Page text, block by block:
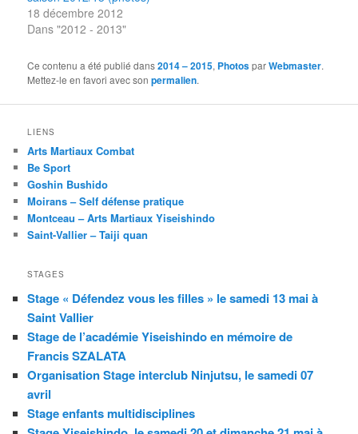
18 décembre 2012
Dans "2012 - 2013"
Ce contenu a été publié dans2014 – 2015, PhotosparWebmaster.
Mettez-le en favori avec sonpermalien.
LIENS
Arts Martiaux Combat
Be Sport
Goshin Bushido
Moirans – Self défense pratique
Montceau – Arts Martiaux Yiseishindo
Saint-Vallier – Taiji quan
STAGES
Stage « Défendez vous les filles » le samedi 13 mai à
Saint Vallier
Stage de l’académie Yiseishindo en mémoire de
Francis SZALATA
Organisation Stage interclub Ninjutsu, le samedi 07
avril
Stage enfants multidisciplines